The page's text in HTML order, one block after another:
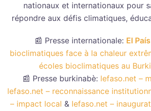
nationaux et internationaux pour
répondre aux défis climatiques,
📰 Presse internationale: El País
bioclimatiques face à la chaleur
écoles bioclimatiques au
📰 Presse burkinabè: lefaso.net –
lefaso.net – reconnaissance
– impact local & lefaso.net –